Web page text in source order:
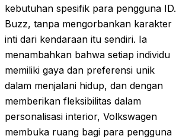
kebutuhan spesifik para pengguna ID.
Buzz, tanpa mengorbankan karakter
inti dari kendaraan itu sendiri. Ia
menambahkan bahwa setiap individu
memiliki gaya dan preferensi unik
dalam menjalani hidup, dan dengan
memberikan fleksibilitas dalam
personalisasi interior, Volkswagen
membuka ruang bagi para pengguna